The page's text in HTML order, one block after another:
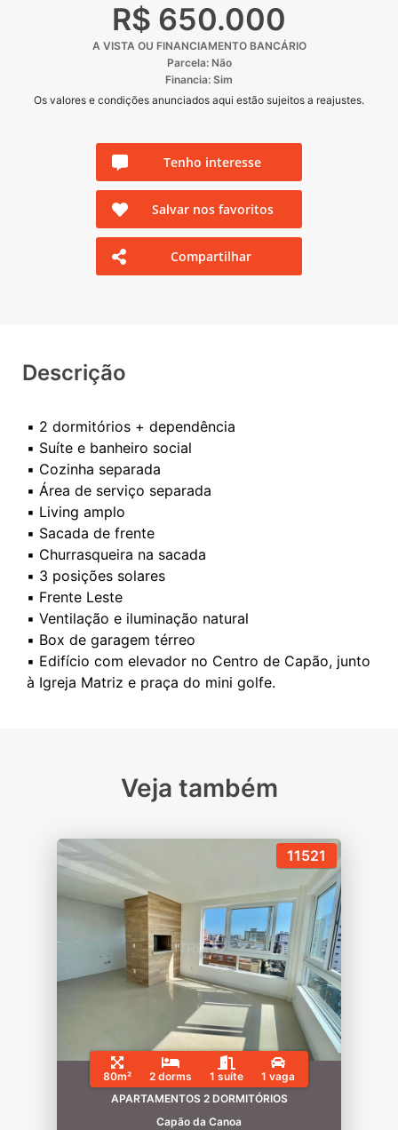
R$ 650.000
A VISTA OU FINANCIAMENTO BANCÁRIO
Parcela: Não
Financia: Sim
Os valores e condições anunciados aqui estão sujeitos a reajustes.
Tenho interesse
Salvar nos favoritos
Compartilhar
Descrição
▪️ 2 dormitórios + dependência
▪️ Suíte e banheiro social
▪️ Cozinha separada
▪️ Área de serviço separada
▪️ Living amplo
▪️ Sacada de frente
▪️ Churrasqueira na sacada
▪️ 3 posições solares
▪️ Frente Leste
▪️ Ventilação e iluminação natural
▪️ Box de garagem térreo
▪️ Edifício com elevador no Centro de Capão, junto
Veja também
11521
80m² 2 dorms 1 suíte
1 vaga
APARTAMENTOS 2 DORMITÓRIOS
Capão da Canoa